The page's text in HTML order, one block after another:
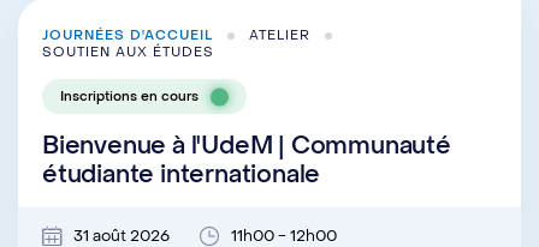
JOURNÉES D'ACCUEIL
ATELIER
SOUTIEN AUX ÉTUDES
Inscriptions en cours
Bienvenue à l'UdeM | Communauté
étudiante internationale
31 août 2026
11h00 - 12h00